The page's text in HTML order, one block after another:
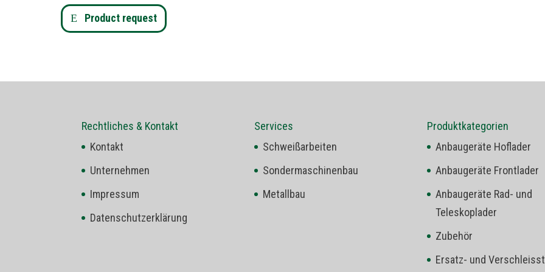
Product request
Rechtliches & Kontakt
Kontakt
Unternehmen
Impressum
Datenschutzerklärung
Services
Schweißarbeiten
Sondermaschinenbau
Metallbau
Produktkategorien
Anbaugeräte Hoflader
Anbaugeräte Frontlader
Anbaugeräte Rad- und
Teleskoplader
Zubehör
Ersatz- und